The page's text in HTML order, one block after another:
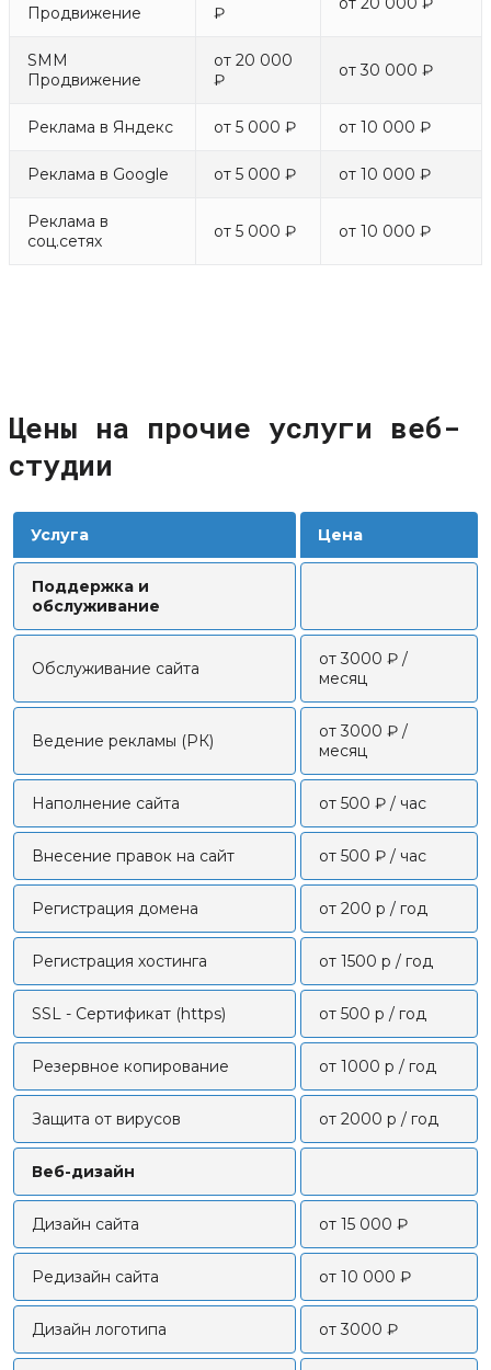
Продвижение
₽
SMM
Продвижение
от 20 000
₽
от 30 000 ₽
Реклама в Яндекс от 5 000 ₽ от 10 000 ₽
Реклама в Google от 5 000 ₽ от 10 000 ₽
Реклама в
соц.сетях
от 5 000 ₽ от 10 000 ₽
Цены на прочие услуги веб-
студии
Услуга Цена
Поддержка и
обслуживание
Обслуживание сайта
от 3000 ₽ /
месяц
Ведение рекламы (РК)
от 3000 ₽ /
месяц
Наполнение сайта от 500 ₽ / час
Внесение правок на сайт от 500 ₽ / час
Регистрация домена от 200 р / год
Регистрация хостинга от 1500 р / год
SSL - Сертификат (https) от 500 р / год
Резервное копирование от 1000 р / год
Защита от вирусов от 2000 р / год
Веб-дизайн
Дизайн сайта от 15 000 ₽
Редизайн сайта от 10 000 ₽
Дизайн логотипа от 3000 ₽